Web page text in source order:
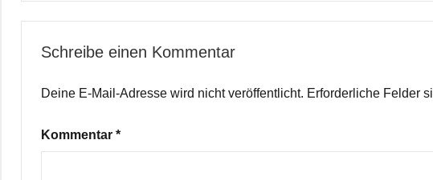
Schreibe einen Kommentar
Deine E-Mail-Adresse wird nicht veröffentlicht. Erforderliche Felder
Kommentar *